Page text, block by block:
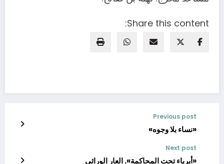
Share this content:
Previous post
«نساء بلا وجوه»
Next post
«أبرياء تحت المحاكمة». العار الوراثي